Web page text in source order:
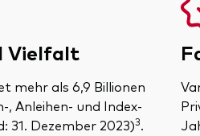
Vielfalt
mehr als 6,9 Billionen
, Anleihen- und Index-
31. Dezember 2023)3.